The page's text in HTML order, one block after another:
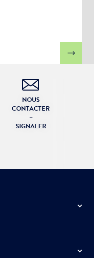
NOUS
CONTACTER
–
SIGNALER